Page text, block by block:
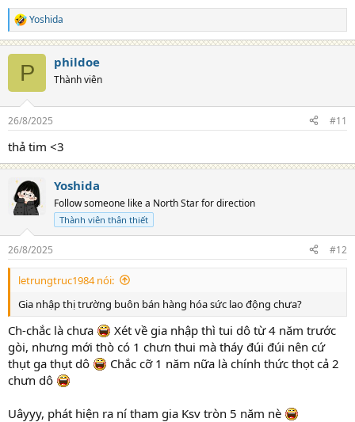
R
e
s
Yoshida
P phildoe
Thành viên
26/8/2025 #11
thả tim <3
Yoshida
Follow someone like a North Star for direction
Thành viên thân thiết
26/8/2025 #12
letrungtruc1984 nói:
Gia nhập thị trường buôn bán hàng hóa sức lao động chưa?
Ch-chắc là chưa
Xét về gia nhập thì tui dô từ 4 năm trước
gòi, nhưng mới thò có 1 chưn thui mà tháy đúi đúi nên cứ
thụt ga thụt dô
Chắc cỡ 1 năm nữa là chính thức thọt cả 2
chưn dô
Uâyyy, phát hiện ra ní tham gia Ksv tròn 5 năm nè